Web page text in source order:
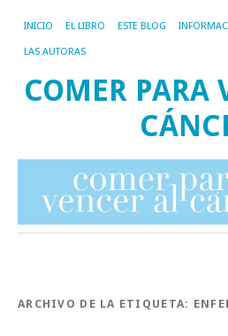
INICIO EL LIBRO ESTE BLOG
LAS AUTORAS
COMER PARA
ARCHIVO DE LA ETIQUETA: